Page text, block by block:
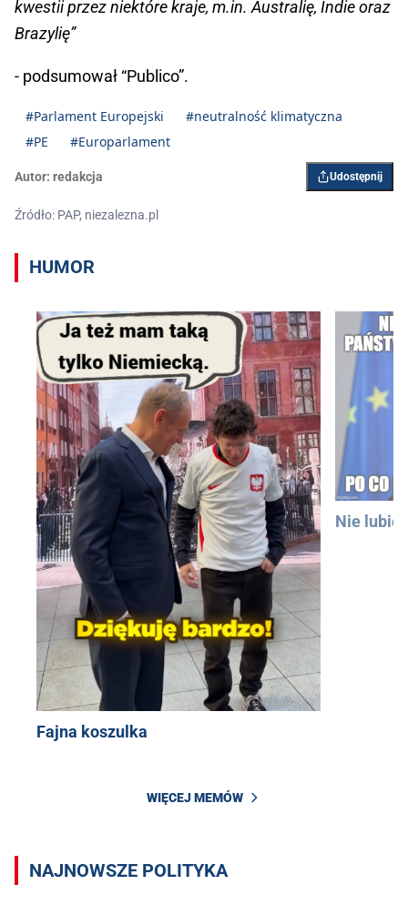
kwestii przez niektóre kraje, m.in. Australię, Indie oraz
Brazylię”
- podsumował “Publico”.
#Parlament Europejski
#neutralność klimatyczna
#PE
#Europarlament
Autor: redakcja Udostępnij
Źródło: PAP, niezalezna.pl
HUMOR
Fajna koszulka
Nie lubię
WIĘCEJ MEMÓW
NAJNOWSZE POLITYKA